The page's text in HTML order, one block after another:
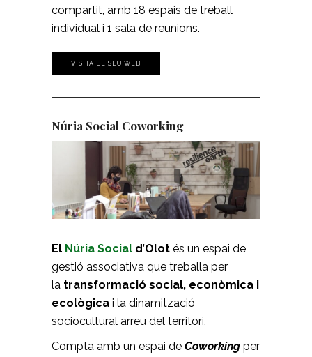
compartit, amb 18 espais de treball
individual i 1 sala de reunions.
VISITA EL SEU WEB
Núria Social Coworking
El Núria Social d’Olot és un espai de
gestió associativa que treballa per
la transformació social, econòmica i
ecològica i la dinamització
sociocultural arreu del territori.
Compta amb un espai de Coworking per